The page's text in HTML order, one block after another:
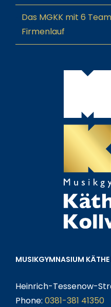
Das MGKK mit 6
Firmenlauf
MUSIKGYMNASIUM
Heinrich-Tessenow-
Phone: 0381-381 41350